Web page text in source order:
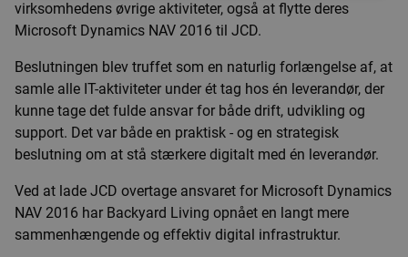
virksomhedens øvrige aktiviteter, også at flytte deres
Microsoft Dynamics NAV 2016 til JCD.
Beslutningen blev truffet som en naturlig forlængelse af, at
samle alle IT-aktiviteter under ét tag hos én leverandør, der
kunne tage det fulde ansvar for både drift, udvikling og
support. Det var både en praktisk - og en strategisk
beslutning om at stå stærkere digitalt med én leverandør.
Ved at lade JCD overtage ansvaret for Microsoft Dynamics
NAV 2016 har Backyard Living opnået en langt mere
sammenhængende og effektiv digital infrastruktur.